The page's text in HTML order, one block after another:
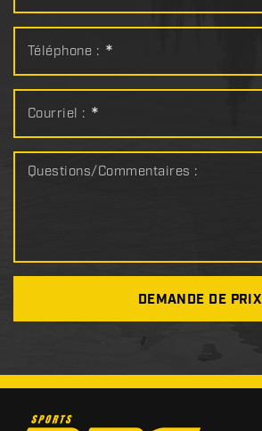
Téléphone : *
Courriel : *
Questions/Commentaires :
DEMANDE DE PRIX